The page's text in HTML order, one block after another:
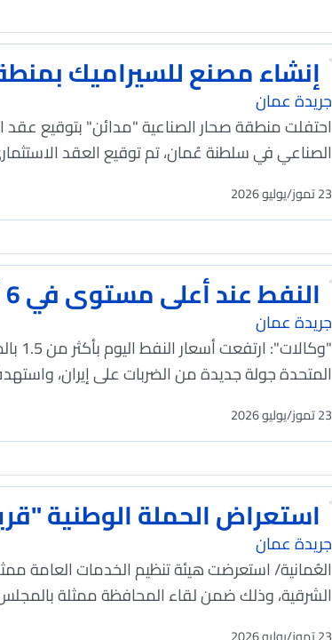
إنشاء مصنع للسيراميك
جريدة عمان
الصناعي في سلطنة عُمان، تم توقيع العقد
23 تموز/يوليو 2026
النفط عند أعلى مستوى في 6 أسابيع مع تصاعد التوتر بين أمريكا وإيران
جريدة عمان
المتحدة ​جولة جديدة من الضربات على إيران،
23 تموز/يوليو 2026
استعراض الحملة الوطنية
جريدة عمان
العُمانية/ استعرضت هيئة تنظيم الخدمات العامة
الشرقية، وذلك ضمن لقاء المحافظة ممثلة بالمجلس